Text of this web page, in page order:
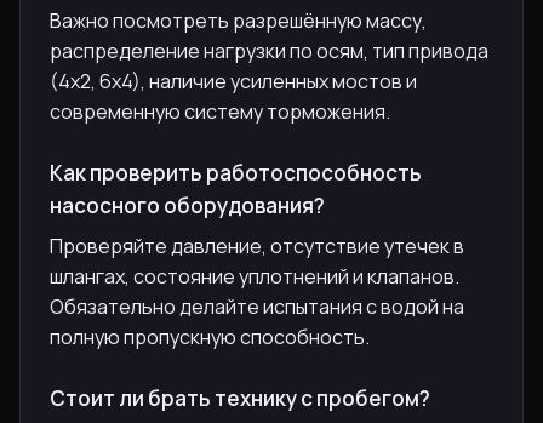
Важно посмотреть разрешённую массу,
распределение нагрузки по осям, тип привода
(4х2, 6х4), наличие усиленных мостов и
современную систему торможения.
Как проверить работоспособность
насосного оборудования?
Проверяйте давление, отсутствие утечек в
шлангах, состояние уплотнений и клапанов.
Обязательно делайте испытания с водой на
полную пропускную способность.
Стоит ли брать технику с пробегом?